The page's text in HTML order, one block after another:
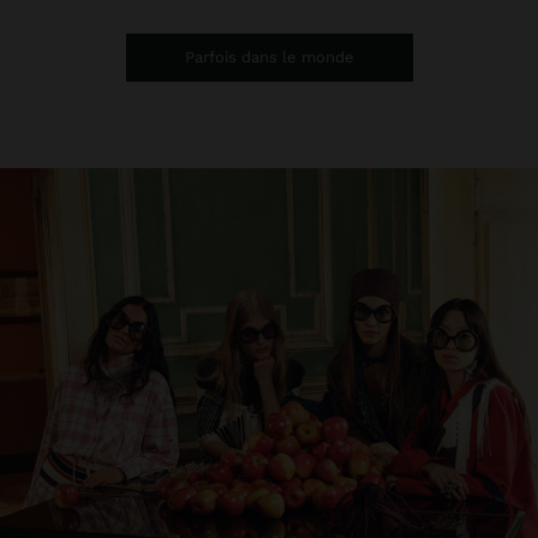
Parfois dans le monde